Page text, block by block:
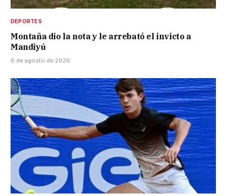
DEPORTES
Montaña dio la nota y le arrebató el invicto a
Mandiyú
6 de agosto de 2026